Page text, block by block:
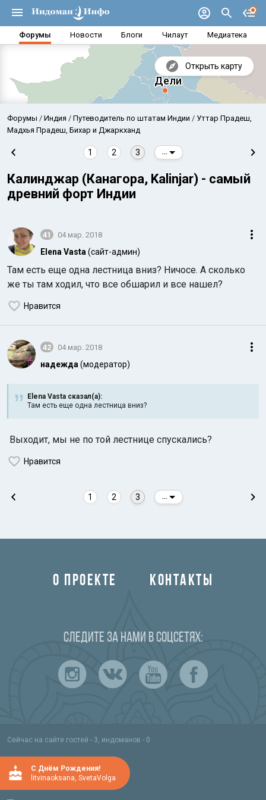
Форумы Новости Блоги Чилаут Медиатека
Открыть карту
Аравийское море
Индийский океан
Форумы Индия Путеводитель по штатам Индии
Уттар Прадеш,
Мадхья Прадеш, Бихар и Джаркханд
1 2 3
Калинджар (Канагора, Kalinjar) - самый
древний форт Индии
41 04 мар. 2018
Elena Vasta (сайт-админ)
Там есть еще одна лестница вниз? Ничосе. А сколько
же ты там ходил, что все обшарил и все нашел?
Нравится
42 04 мар. 2018
надежда (модератор)
Elena Vasta сказал(а):
Там есть еще одна лестница вниз?
Выходит, мы не по той лестнице спускались?
Нравится
1 2 3
О ПРОЕКТЕ КОНТАКТЫ
Следите за нами в соцсетях:
Сейчас на сайте гостей - 3, индоманов - 0
C Днём Рождения!
litvinaoksana, SvetaVolga